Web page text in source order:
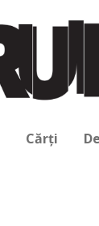
Cărți